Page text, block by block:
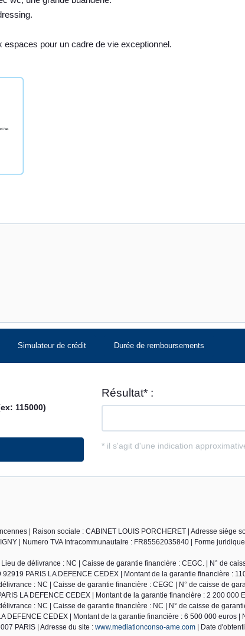
pour un cadre de vie exceptionnel.
Simulateur de crédit Durée de remboursements
| Raison sociale : CABINET LOUIS PORCHERET | Adresse siège
| Numero TVA Intracommunautaire : FR85562035840 | Forme
de délivrance : NC | Caisse de garantie financière : CEGC. | N° de
PARIS LA DEFENCE CEDEX | Montant de la garantie financière :
: NC | Caisse de garantie financière : CEGC | N° de caisse de
LA DEFENCE CEDEX | Montant de la garantie financière : 2 200 000
: NC | Caisse de garantie financière : NC | N° de caisse de
DEFENCE CEDEX | Montant de la garantie financière : 6 500 000 euros |
PARIS | Adresse du site : www.mediationconso-ame.com | Date